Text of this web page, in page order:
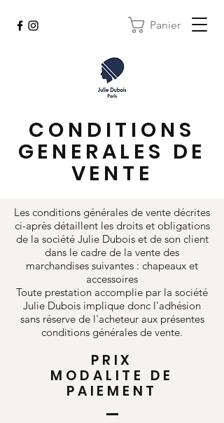
Panier
CONDITIONS
GENERALES DE
VENTE
Les conditions générales de vente décrites
ci-après détaillent les droits et obligations
de la société Julie Dubois et de son client
dans le cadre de la vente des
marchandises suivantes : chapeaux et
accessoires
Toute prestation accomplie par la société
Julie Dubois implique donc l'adhésion
sans réserve de l'acheteur aux présentes
conditions générales de vente.
PRIX
MODALITE DE
PAIEMENT